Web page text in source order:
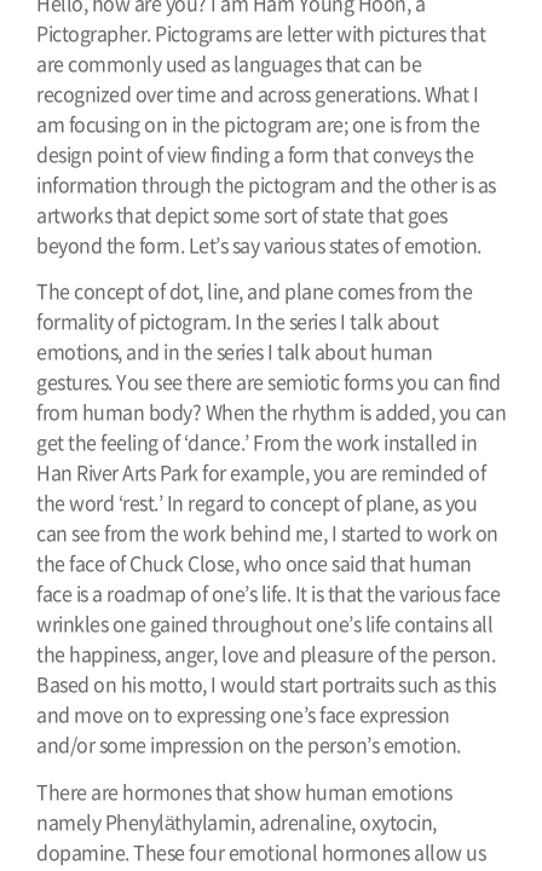
Pictographer. Pictograms are letter with pictures that
are commonly used as languages that can be
recognized over time and across generations. What I
am focusing on in the pictogram are; one is from the
design point of view finding a form that conveys the
information through the pictogram and the other is as
artworks that depict some sort of state that goes
beyond the form. Let’s say various states of emotion.
The concept of dot, line, and plane comes from the
formality of pictogram. In the series I talk about
emotions, and in the series I talk about human
gestures. You see there are semiotic forms you can find
from human body? When the rhythm is added, you can
get the feeling of ‘dance.’ From the work installed in
Han River Arts Park for example, you are reminded of
the word ‘rest.’ In regard to concept of plane,as you
can see from the work behind me, I started to work on
the face of Chuck Close, who once said that human
face is a roadmap of one’s life. It is that the various face
wrinkles one gained throughout one’s life contains all
the happiness, anger, love and pleasure of the person.
Based on his motto, I would start portraits such as this
and move on to expressing one’s face expression
and/or some impression on the person’s emotion.
There are hormones that show human emotions
namelyPhenyläthylamin, adrenaline, oxytocin,
dopamine. These four emotional hormones allow us